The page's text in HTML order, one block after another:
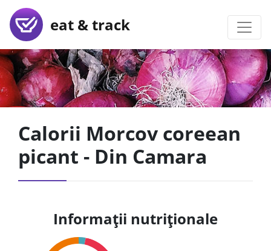
eat & track
Calorii Morcov coreean
picant - Din Camara
Informații nutriționale